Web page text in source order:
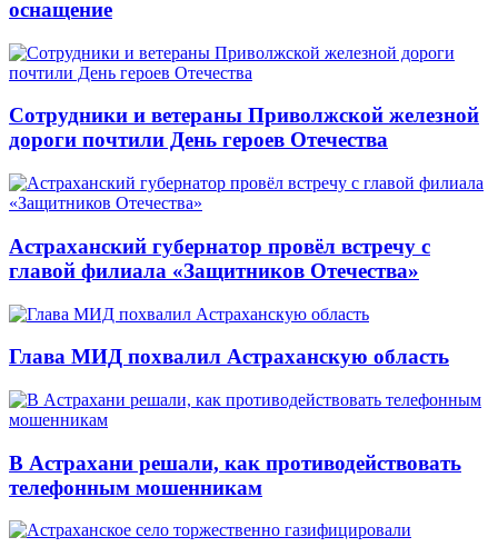
оснащение
Сотрудники и ветераны Приволжской железной
дороги почтили День героев Отечества
Астраханский губернатор провёл встречу с
главой филиала «Защитников Отечества»
Глава МИД похвалил Астраханскую область
В Астрахани решали, как противодействовать
телефонным мошенникам